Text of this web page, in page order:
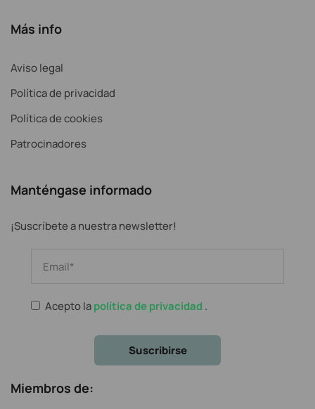
Más info
Aviso legal
Política de privacidad
Política de cookies
Patrocinadores
Manténgase informado
¡Suscríbete a nuestra newsletter!
Acepto lapolítica de privacidad .
Miembros de: